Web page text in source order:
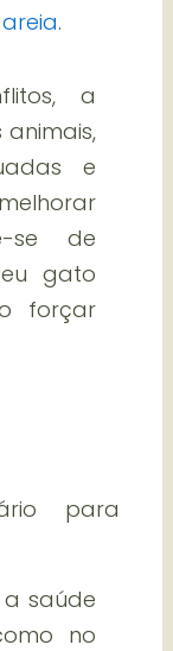
.
a
e
se de
gato
forçar
para
a saúde
no